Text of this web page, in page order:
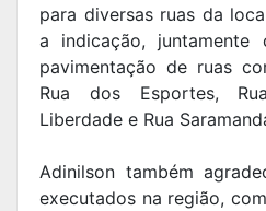
para diversas ruas da
a indicação,
pavimentação de ruas
Rua dos Esportes,
Liberdade e Rua
Adinilson também
executados na região,